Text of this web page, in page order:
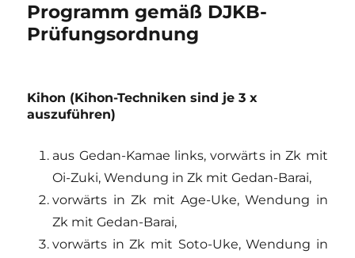
Programm gemäß DJKB-
Prüfungsordnung
Kihon (Kihon-Techniken sind je 3 x
auszuführen)
aus Gedan-Kamae links, vorwärts in Zk mit
Oi-Zuki, Wendung in Zk mit Gedan-Barai,
vorwärts in Zk mit Age-Uke, Wendung in
Zk mit Gedan-Barai,
vorwärts in Zk mit Soto-Uke, Wendung in